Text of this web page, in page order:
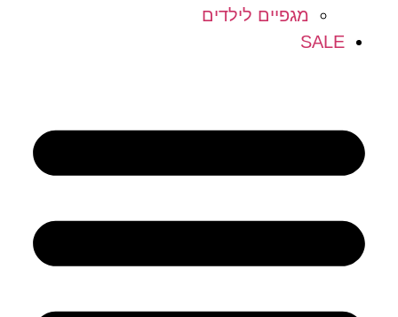
מגפיים לילדים
SALE